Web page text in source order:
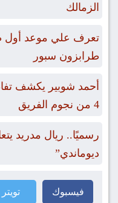
الزمالك
تعرف علي موعد أول
طرابزون سبور
أحمد شوبير يكشف
4 من نجوم الفريق
رسميًا.. ريال مدريد
ديوماندي”
فيسبوك تويتر